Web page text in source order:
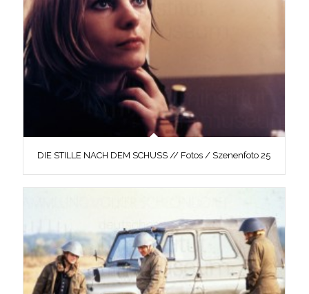
DIE STILLE NACH DEM SCHUSS // Fotos / Szenenfoto 25